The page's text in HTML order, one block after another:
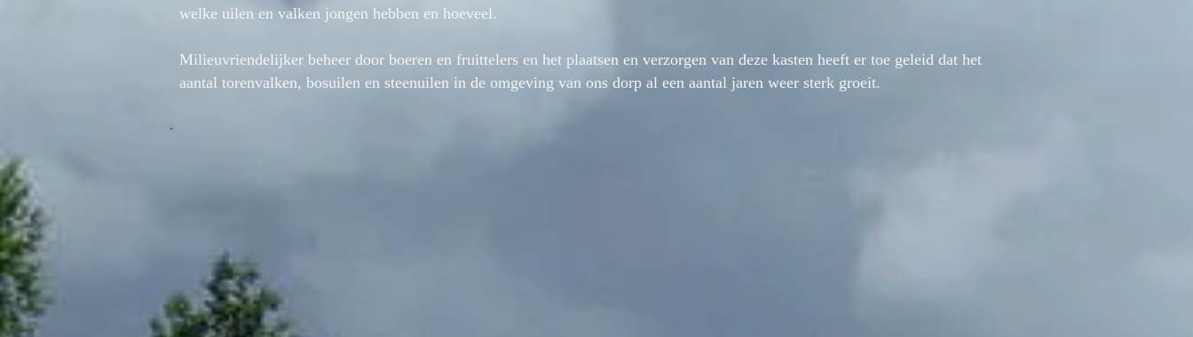
welke uilen en valken jongen hebben en hoeveel.
Milieuvriendelijker beheer door boeren en fruittelers en het plaatsen en verzorgen van deze kasten heeft er toe geleid dat het
aantal torenvalken, bosuilen en steenuilen in de omgeving van ons dorp al een aantal jaren weer sterk groeit. ​​